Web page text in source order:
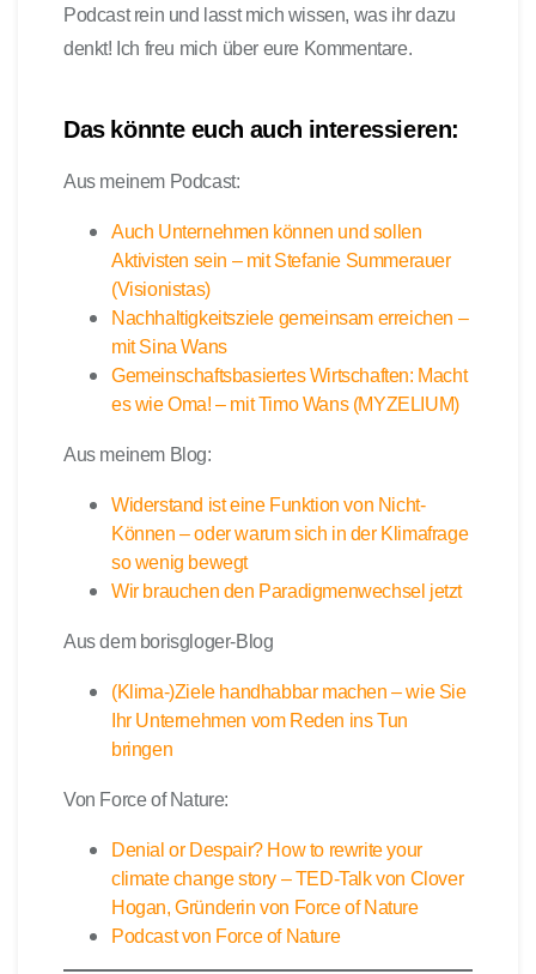
Podcast rein und lasst mich wissen, was ihr dazu
denkt! Ich freu mich über eure Kommentare.
Das könnte euch auch interessieren:
Aus meinem Podcast:
Auch Unternehmen können und sollen
Aktivisten sein – mit Stefanie Summerauer
(Visionistas)
Nachhaltigkeitsziele gemeinsam erreichen –
mit Sina Wans
Gemeinschaftsbasiertes Wirtschaften: Macht
es wie Oma! – mit Timo Wans (MYZELIUM)
Aus meinem Blog:
Widerstand ist eine Funktion von Nicht-
Können – oder warum sich in der Klimafrage
so wenig bewegt
Wir brauchen den Paradigmenwechsel jetzt
Aus dem borisgloger-Blog
(Klima-)Ziele handhabbar machen – wie Sie
Ihr Unternehmen vom Reden ins Tun
bringen
Von Force of Nature:
Denial or Despair? How to rewrite your
climate change story – TED-Talk von Clover
Hogan, Gründerin von Force of Nature
Podcast von Force of Nature